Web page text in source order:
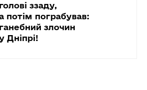
голові ззаду,
потім пограбував:
ганебний злочин
Дніпрі!